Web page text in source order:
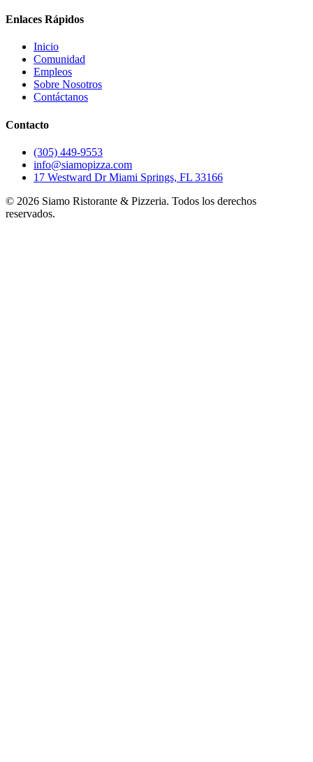
Enlaces Rápidos
Inicio
Comunidad
Empleos
Sobre Nosotros
Contáctanos
Contacto
(305) 449-9553
info@siamopizza.com
17 Westward Dr Miami Springs, FL 33166
© 2026 Siamo Ristorante & Pizzeria. Todos los derechos
reservados.